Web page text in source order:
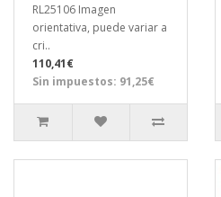
RL25106 Imagen
orientativa, puede variar a
cri..
110,41€
Sin impuestos: 91,25€